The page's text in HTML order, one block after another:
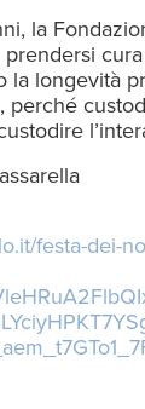
la
la longevità
perché
festa-dei-